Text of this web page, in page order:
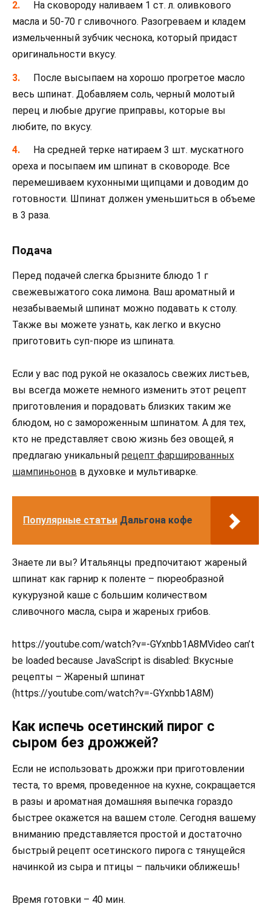
На сковороду наливаем 1 ст. л. оливкового
масла и 50-70 г сливочного. Разогреваем и кладем
измельченный зубчик чеснока, который придаст
оригинальности вкусу.
После высыпаем на хорошо прогретое масло
весь шпинат. Добавляем соль, черный молотый
перец и любые другие приправы, которые вы
любите, по вкусу.
На средней терке натираем 3 шт. мускатного
ореха и посыпаем им шпинат в сковороде. Все
перемешиваем кухонными щипцами и доводим до
готовности. Шпинат должен уменьшиться в объеме
в 3 раза.
Подача
Перед подачей слегка брызните блюдо 1 г
свежевыжатого сока лимона. Ваш ароматный и
незабываемый шпинат можно подавать к столу.
Также вы можете узнать, как легко и вкусно
приготовить суп-пюре из шпината.
Если у вас под рукой не оказалось свежих листьев,
вы всегда можете немного изменить этот рецепт
приготовления и порадовать близких таким же
блюдом, но с замороженным шпинатом. А для тех,
кто не представляет свою жизнь без овощей, я
предлагаю уникальный рецепт фаршированных
шампиньонов в духовке и мультиварке.
Популярные статьи Дальгона кофе
Знаете ли вы? Итальянцы предпочитают жареный
шпинат как гарнир к поленте – пюреобразной
кукурузной каше с большим количеством
сливочного масла, сыра и жареных грибов.
https://youtube.com/watch?v=-GYxnbb1A8MVideo can’t
be loaded because JavaScript is disabled: Вкусные
рецепты – Жареный шпинат
(https://youtube.com/watch?v=-GYxnbb1A8M)
Как испечь осетинский пирог с
сыром без дрожжей?
Если не использовать дрожжи при приготовлении
теста, то время, проведенное на кухне, сокращается
в разы и ароматная домашняя выпечка гораздо
быстрее окажется на вашем столе. Сегодня вашему
вниманию представляется простой и достаточно
быстрый рецепт осетинского пирога с тянущейся
начинкой из сыра и птицы – пальчики оближешь!
Время готовки – 40 мин.